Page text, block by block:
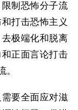
制恐怖分子流
打击恐怖主义
极端化和脱离
正面言论打击
。
要全面应对滋